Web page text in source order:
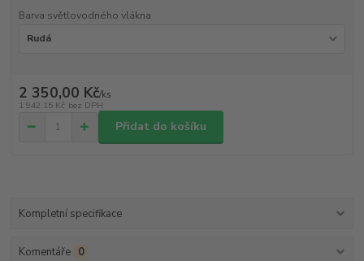
Barva světlovodného vlákna
2 350,00 Kč/ks
1 942,15 Kč bez DPH
Přidat do košíku
Kompletní specifikace
Komentáře 0